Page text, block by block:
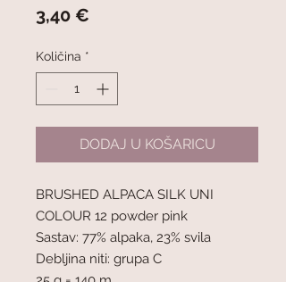
3,40 €
Količina *
DODAJ U KOŠARICU
BRUSHED ALPACA SILK UNI
COLOUR 12 powder pink
Sastav: 77% alpaka, 23% svila
Debljina niti: grupa C